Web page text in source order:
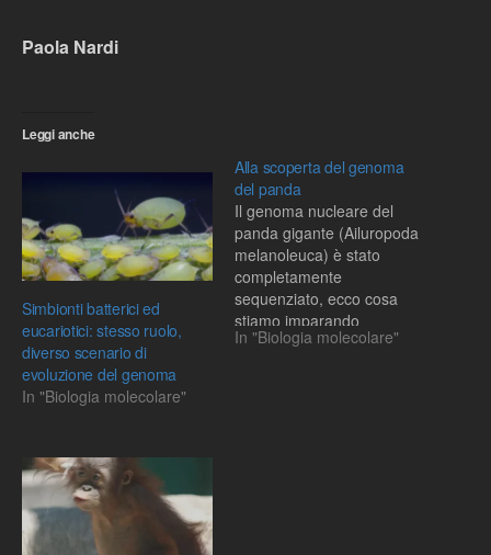
Paola Nardi
Leggi anche
Simbionti batterici ed
eucariotici: stesso ruolo,
diverso scenario di
evoluzione del genoma
In "Biologia molecolare"
Alla scoperta del genoma
del panda
Il genoma nucleare del
panda gigante (Ailuropoda
melanoleuca) è stato
completamente
sequenziato, ecco cosa
stiamo imparando
In "Biologia molecolare"